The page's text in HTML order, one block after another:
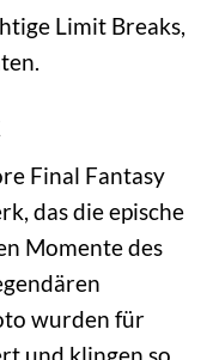
Limit Breaks,
Final Fantasy
das die epische
Momente des
wurden für